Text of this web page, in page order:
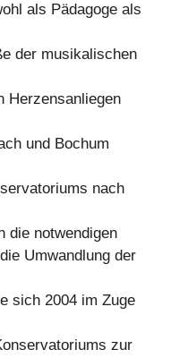
als Pädagoge als
der musikalischen
Herzensanliegen
und Bochum
nach
die notwendigen
Umwandlung der
sich 2004 im Zuge
zur